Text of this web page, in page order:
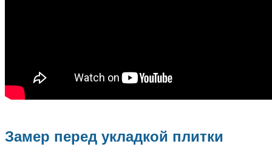
Замер перед укладкой плитки